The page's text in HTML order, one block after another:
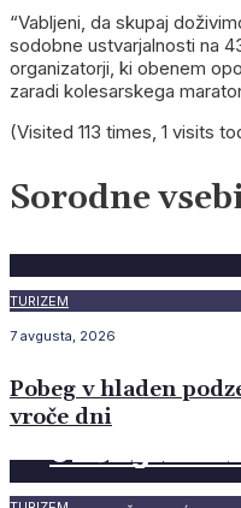
“Vabljeni, da skupaj
sodobne ustvarjalnosti na
organizatorji, ki obenem
zaradi kolesarskega
(Visited 113 times, 1 visits
Sorodne
TURIZEM
7 avgusta, 2026
Pobeg v hladen
vroče dni
OBČINE 2025
ZDRAVJE
PAMETNO
12 legend
12 legend
12 legend
12 legend
12 legend
12 legend
12 legend